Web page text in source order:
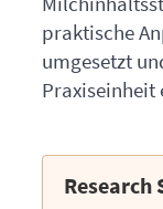
praktische
umgesetzt
Research